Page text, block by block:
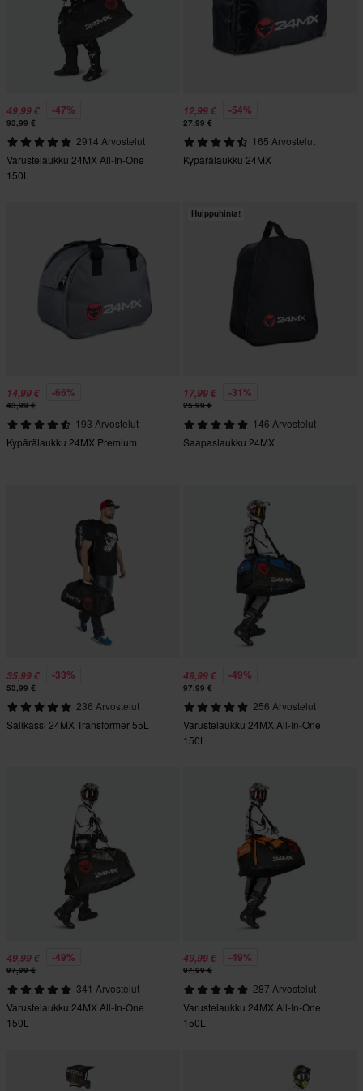
49,99 € -47%
93,99 €
2914 Arvostelut
Varustelaukku 24MX All-In-One
150L
12,99 € -54%
27,99 €
165 Arvostelut
Kypärälaukku 24MX
14,99 € -66%
43,99 €
193 Arvostelut
Kypärälaukku 24MX Premium
Huippuhinta!
17,99 € -31%
25,99 €
146 Arvostelut
Saapaslaukku 24MX
35,99 € -33%
53,99 €
236 Arvostelut
Salikassi 24MX Transformer 55L
49,99 € -49%
97,99 €
256 Arvostelut
Varustelaukku 24MX All-In-One
150L
49,99 € -49%
97,99 €
341 Arvostelut
Varustelaukku 24MX All-In-One
150L
49,99 € -49%
97,99 €
287 Arvostelut
Varustelaukku 24MX All-In-One
150L